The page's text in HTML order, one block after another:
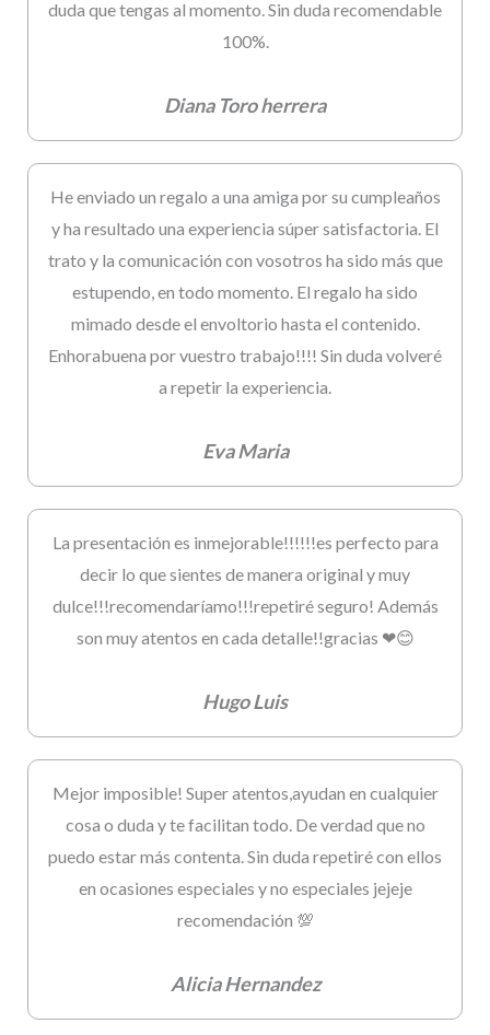
duda que tengas al momento. Sin duda recomendable
100%.
Diana Toro herrera
He enviado un regalo a una amiga por su cumpleaños
y ha resultado una experiencia súper satisfactoria. El
trato y la comunicación con vosotros ha sido más que
estupendo, en todo momento. El regalo ha sido
mimado desde el envoltorio hasta el contenido.
Enhorabuena por vuestro trabajo!!!! Sin duda volveré
a repetir la experiencia.
Eva Maria
La presentación es inmejorable!!!!!!es perfecto para
decir lo que sientes de manera original y muy
dulce!!!recomendaríamo!!!repetiré seguro! Además
son muy atentos en cada detalle!!gracias ❤😊
Hugo Luis
Mejor imposible! Super atentos,ayudan en cualquier
cosa o duda y te facilitan todo. De verdad que no
puedo estar más contenta. Sin duda repetiré con ellos
en ocasiones especiales y no especiales jejeje
recomendación 💯
Alicia Hernandez